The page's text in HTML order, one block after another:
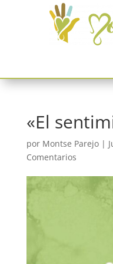
«El
por Montse Parejo|
Comentarios